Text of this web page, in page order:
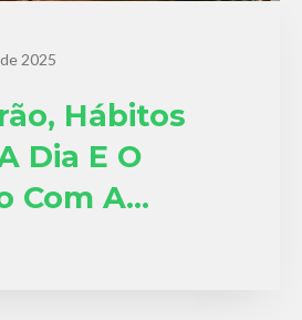
2025
Hábitos
Dia E O
Com A